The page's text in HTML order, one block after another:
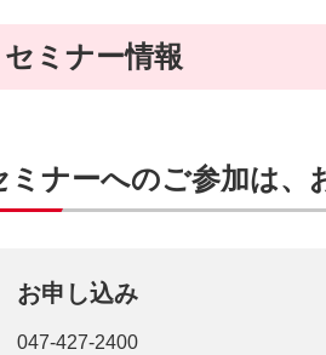
セミナー情報
ミナーへのご参加は、
お申し込み
047-427-2400